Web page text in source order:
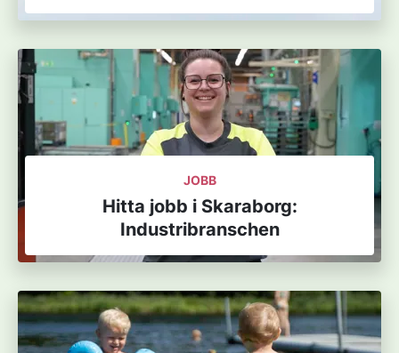
JOBB
Hitta jobb i Skaraborg:
Industribranschen